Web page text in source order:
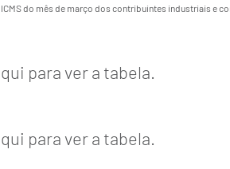
do mês de março dos contribuintes industriais e
para ver a tabela.
para ver a tabela.